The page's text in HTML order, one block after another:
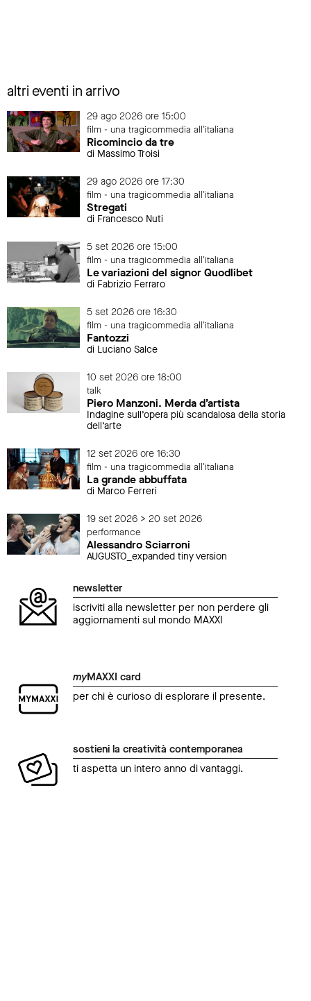
altri eventi in arrivo
29 ago 2026 ore 15:00
film - una tragicommedia all'italiana
Ricomincio da tre
di Massimo Troisi
29 ago 2026 ore 17:30
film - una tragicommedia all'italiana
Stregati
di Francesco Nuti
5 set 2026 ore 15:00
film - una tragicommedia all'italiana
Le variazioni del signor Quodlibet
di Fabrizio Ferraro
5 set 2026 ore 16:30
film - una tragicommedia all'italiana
Fantozzi
di Luciano Salce
10 set 2026 ore 18:00
talk
Piero Manzoni. Merda d’artista
Indagine sull’opera più scandalosa della storia
dell’arte
12 set 2026 ore 16:30
film - una tragicommedia all'italiana
La grande abbuffata
di Marco Ferreri
19 set 2026 > 20 set 2026
performance
Alessandro Sciarroni
AUGUSTO_expanded tiny version
newsletter
iscriviti alla newsletter per non perdere gli
aggiornamenti sul mondo MAXXI
myMAXXI card
per chi è curioso di esplorare il presente.
sostieni la creatività contemporanea
ti aspetta un intero anno di vantaggi.